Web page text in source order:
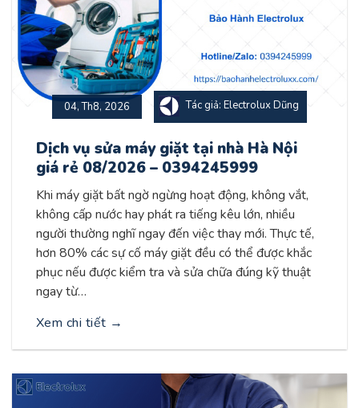
04, Th8, 2026 Tác giả: Electrolux Dũng
Dịch vụ sửa máy giặt tại nhà Hà Nội
giá rẻ 08/2026 – 0394245999
Khi máy giặt bất ngờ ngừng hoạt động, không vắt,
không cấp nước hay phát ra tiếng kêu lớn, nhiều
người thường nghĩ ngay đến việc thay mới. Thực tế,
hơn 80% các sự cố máy giặt đều có thể được khắc
phục nếu được kiểm tra và sửa chữa đúng kỹ thuật
ngay từ…
Xem chi tiết →